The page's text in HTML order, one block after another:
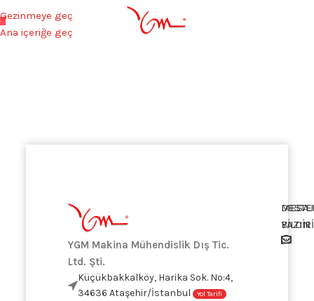
Gezinmeye geç
Ana içeriğe geç
TÜRKÇE
YGM Makina Mühendislik Dış Tic.
Ltd. Şti.
Küçükbakkalköy, Harika Sok. No:4,
34636 Ataşehir/İstanbul Yol Tarifi
MESAJ
YAZIN